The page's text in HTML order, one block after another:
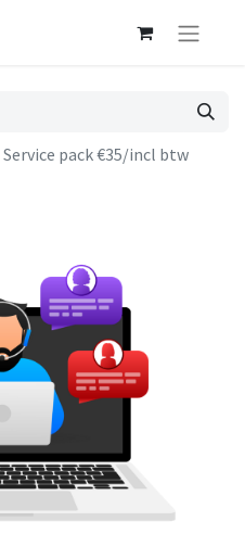
Service pack €35/incl btw